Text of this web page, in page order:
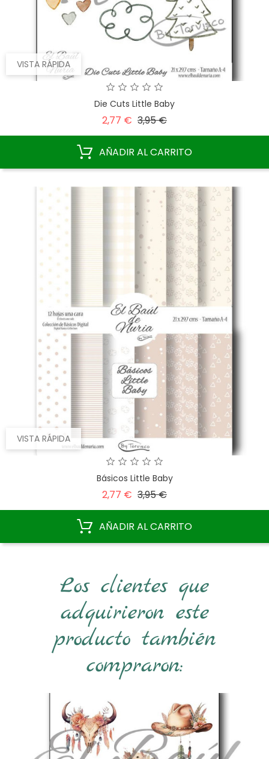
VISTA RÁPIDA
Die Cuts Little Baby
2,77 € Precio
3,95 €Precio
AÑADIR AL CARRITO
VISTA RÁPIDA
Básicos Little Baby
2,77 € Precio
3,95 €Precio
AÑADIR AL CARRITO
Los clientes que
adquirieron este
producto también
compraron: